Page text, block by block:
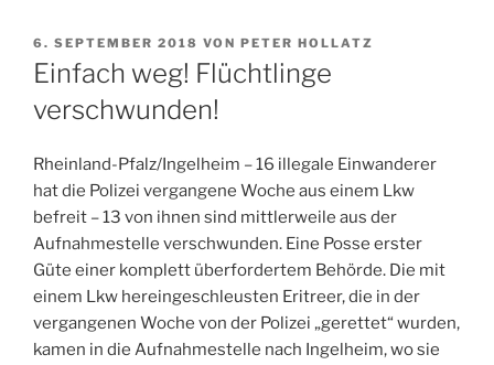
VERÖFFENTLICHT
AM
6. SEPTEMBER 2018 VON PETER HOLLATZ
Einfach weg! Flüchtlinge
verschwunden!
Rheinland-Pfalz/Ingelheim – 16 illegale Einwanderer
hat die Polizei vergangene Woche aus einem Lkw
befreit – 13 von ihnen sind mittlerweile aus der
Aufnahmestelle verschwunden. Eine Posse erster
Güte einer komplett überfordertem Behörde. Die mit
einem Lkw hereingeschleusten Eritreer, die in der
vergangenen Woche von der Polizei „gerettet“ wurden,
kamen in die Aufnahmestelle nach Ingelheim, wo sie